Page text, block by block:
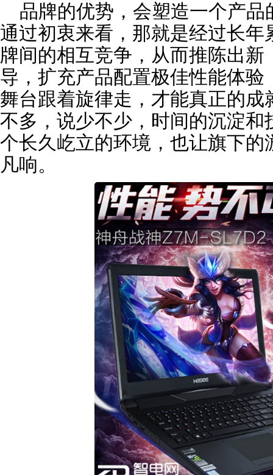
品牌的优势，会塑造一个产
通过初衷来看，那就是经过长
牌间的相互竞争，从而推陈出
导，扩充产品配置极佳性能体
舞台跟着旋律走，才能真正的
不多，说少不少，时间的沉淀
个长久屹立的环境，也让旗下
凡响。